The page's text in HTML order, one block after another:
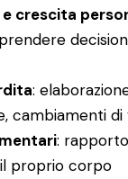
crescita
:
cambiamenti
:
proprio corpo